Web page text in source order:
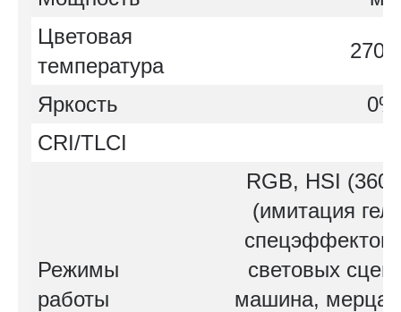
Цветовая
температура
Яркость
CRI/TLCI
Режимы
работы
RGB, HSI
(имитация
спецэффектов
световых
машина,